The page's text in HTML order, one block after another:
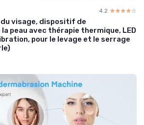
4.2 ☆☆☆☆☆
★★★★★
du visage, dispositif de
peau avec thérapie thermique, LED
pour le levage et le serrage